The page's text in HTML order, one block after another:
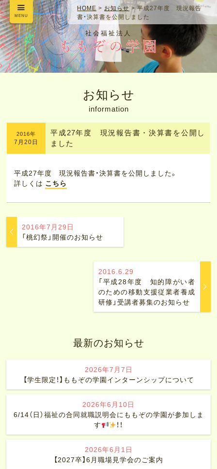
社会福祉法人
MENU
HOME > お知らせ>平成27年度 現況報告
書・決算書を公開しました
お知らせ
information
2016年
7月20日
平成27年度 現況報告書・決算書を公開し
ました
平成27年度 現況報告書・決算書を公開しました。
詳しくは こちら
2016年7月29日
「桃幻祭」開催のお知らせ
2016.6.29
「平成28年度 知的障がい者
のための移動支援従業者養成
研修」受講者募集のお知らせ
最新のお知らせ
2026年7月7日
【学生限定！】ももぞの学園インターンシップについて
2026年6月10日
6/14（日）福祉の合同就職説明会にももぞの学園が参加しま
す
！！
2026年6月1日
【2027卒】6月職場見学会のご案内